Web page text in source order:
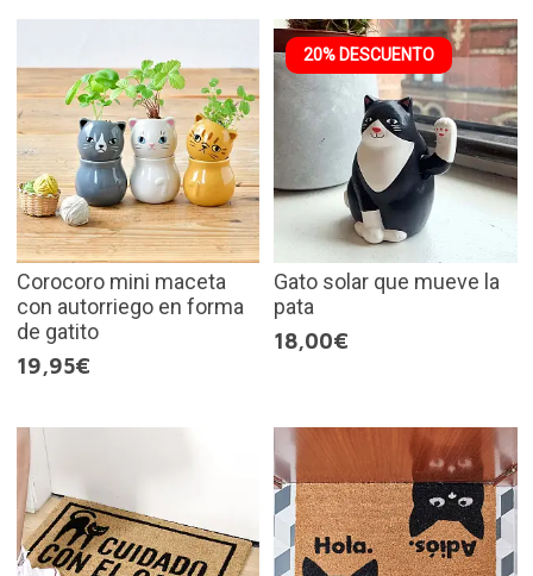
Corocoro mini maceta
con autorriego en forma
de gatito
19,95€
20% DESCUENTO
Gato solar que mueve la
pata
18,00€